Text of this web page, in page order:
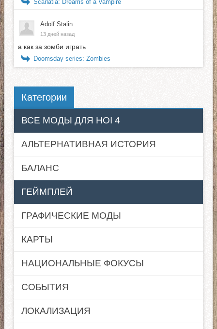
Scarlatia: Dreams of a Vampire
Adolf Stalin
13 дней назад
а как за зомби играть
Doomsday series: Zombies
Категории
ВСЕ МОДЫ ДЛЯ HOI 4
АЛЬТЕРНАТИВНАЯ ИСТОРИЯ
БАЛАНС
ГЕЙМПЛЕЙ
ГРАФИЧЕСКИЕ МОДЫ
КАРТЫ
НАЦИОНАЛЬНЫЕ ФОКУСЫ
СОБЫТИЯ
ЛОКАЛИЗАЦИЯ